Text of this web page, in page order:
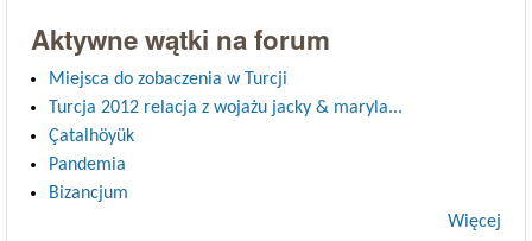
Aktywne wątki na forum
Miejsca do zobaczenia w Turcji
Turcja 2012 relacja z wojażu jacky & maryla...
Çatalhöyük
Pandemia
Bizancjum
Więcej